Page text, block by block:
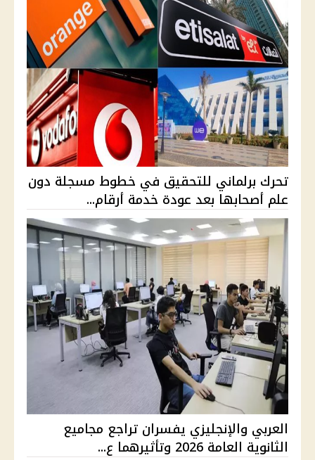
تحرك برلماني للتحقيق في خطوط مسجلة دون
علم أصحابها بعد عودة خدمة أرقام...
العربي والإنجليزي يفسران تراجع مجاميع
الثانوية العامة 2026 وتأثيرهما ع...